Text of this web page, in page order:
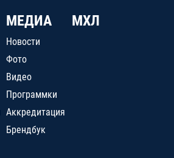
МЕДИА
Новости
Фото
Видео
Программки
Аккредитация
Брендбук
МХЛ